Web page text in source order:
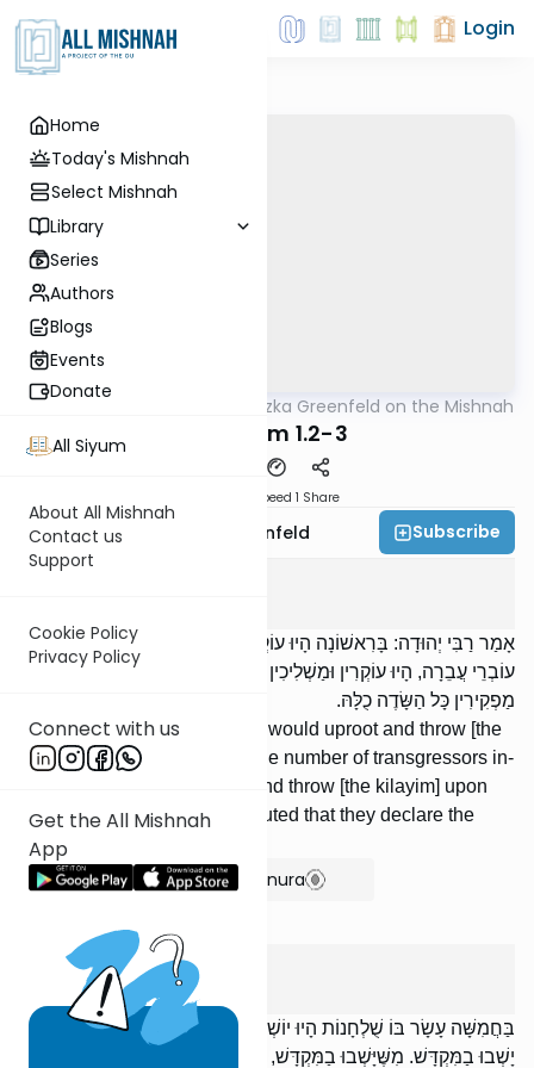
Home
Today's Mishnah
Select Mishnah
Library
Series
Authors
Blogs
Events
Donate
All Siyum
About All Mishnah
Contact us
Support
Cookie Policy
Privacy Policy
Connect with us
Get the All Mishnah
App
Login
Mishna Rabbi Hertzka Greenfeld on the Mishnah
Shekalim 1.2-3
Speed 1 Share
Rabbi Hertzka Greenfeld Subscribe
אָמַר רַבִּי יְהוּדָה: בָּרִאשׁוֹנָה הָיוּ עוֹקְרִין וּמַשְׁלִיכִין לִפְנֵיהֶם. מִשֶּׁרַבּוּ
עוֹבְרֵי עֲבֵרָה, הָיוּ עוֹקְרִין וּמַשְׁלִיכִין עַל הַדְּרָכִים. הִתְקִינוּ שֶׁיְּהוּ
מַפְקִירִין כָּל הַשָּׂדֶה כֻלָּהּ.
Said R’ Yehudah: At first they would uproot and throw [the
kilayim] before them. When the number of transgressors in-
creased, they would uproot and throw [the kilayim] upon
the roads. [Finally,] they instituted that they declare the
entire field ownerless.
Show Bartenura
Shekalim1:3
בַּחֲמִשָּׁה עָשָׂר בּוֹ שֻׁלְחָנוֹת הָיוּ יוֹשְׁבִין בַּמְּדִינָה. בְּעֶשְׂרִים וַחֲמִשָּׁה
יָשְׁבוּ בַמִּקְדָּשׁ. מִשֶּׁיָּשְׁבוּ בַמִּקְדָּשׁ, הִתְחִילוּ לְמַשְׁכֵּן. אֶת מִי